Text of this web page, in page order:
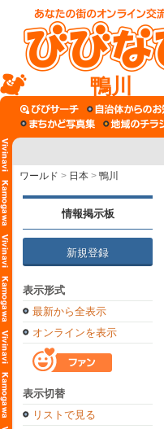
鴨川
ワールド > 日本 > 鴨川
情報掲示板
新規登録
表示形式
最新から全表示
オンラインを表示
表示切替
リストで見る